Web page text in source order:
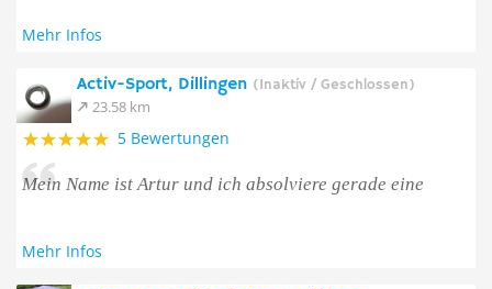
Mehr Infos
Activ-Sport, Dillingen (Inaktiv / Geschlossen)
23.58 km
5 Bewertungen
Mein Name ist Artur und ich absolviere gerade eine
Mehr Infos